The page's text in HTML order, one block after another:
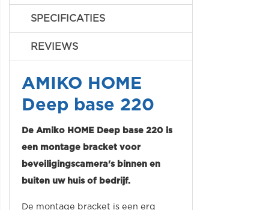
SPECIFICATIES
REVIEWS
AMIKO HOME
Deep base 220
De Amiko HOME Deep base 220 is
een montage bracket voor
beveiligingscamera's binnen en
buiten uw huis of bedrijf.
De montage bracket is een erg